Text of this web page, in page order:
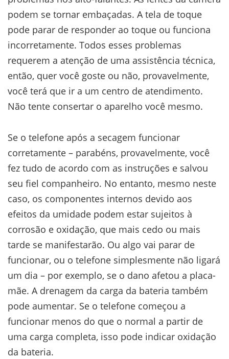
podem se tornar embaçadas. A tela de toque
pode parar de responder ao toque ou funciona
incorretamente. Todos esses problemas
requerem a atenção de uma assistência técnica,
então, quer você goste ou não, provavelmente,
você terá que ir a um centro de atendimento.
Não tente consertar o aparelho você mesmo.
Se o telefone após a secagem funcionar
corretamente – parabéns, provavelmente, você
fez tudo de acordo com as instruções e salvou
seu fiel companheiro. No entanto, mesmo neste
caso, os componentes internos devido aos
efeitos da umidade podem estar sujeitos à
corrosão e oxidação, que mais cedo ou mais
tarde se manifestarão. Ou algo vai parar de
funcionar, ou o telefone simplesmente não ligará
um dia – por exemplo, se o dano afetou a placa-
mãe. A drenagem da carga da bateria também
pode aumentar. Se o telefone começou a
funcionar menos do que o normal a partir de
uma carga completa, isso pode indicar oxidação
da bateria.